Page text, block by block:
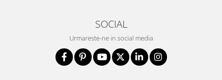
SOCIAL
Urmareste-ne in social media